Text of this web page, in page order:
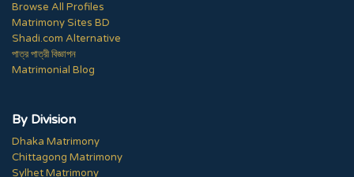
Browse All Profiles
Matrimony Sites BD
Shadi.com Alternative
পাত্র পাত্রী বিজ্ঞাপন
Matrimonial Blog
By Division
Dhaka Matrimony
Chittagong Matrimony
Sylhet Matrimony